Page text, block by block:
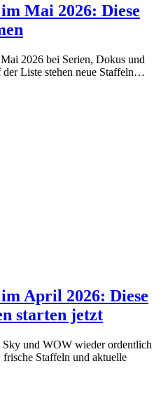
Mai 2026: Diese
2026 bei Serien, Dokus und
Liste stehen neue Staffeln…
April 2026: Diese
starten jetzt
und WOW wieder ordentlich
Staffeln und aktuelle